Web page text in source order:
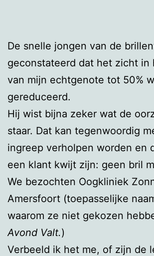
De snelle jongen van de
geconstateerd dat het zicht in
van mijn echtgenote tot 50%
gereduceerd.
Hij wist bijna zeker wat de
staar. Dat kan tegenwoordig
ingreep verholpen worden en
een klant kwijt zijn: geen bril
We bezochten Oogkliniek
Amersfoort (toepasselijke
waarom ze niet gekozen
Avond Valt.)
Verbeeld ik het me, of zijn de